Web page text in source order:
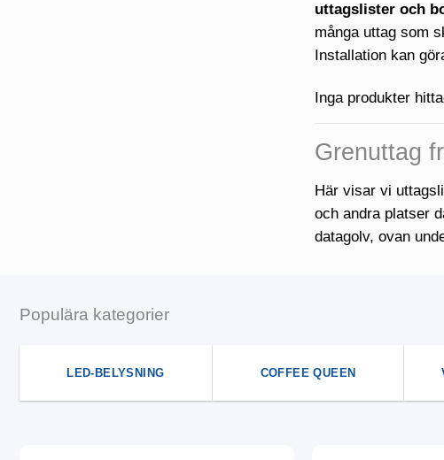
uttagslister och
många uttag som
Installation kan
Inga produkter
Grenuttag
Här visar vi
och andra platser
datagolv, ovan
Populära kategorier
LED-BELYSNING COFFEE QUEEN